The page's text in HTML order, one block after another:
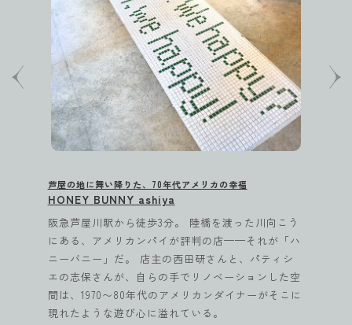
芦屋の地に舞い降りた、70年代アメリカの幸福
HONEY BUNNY ashiya
阪急芦屋川駅から徒歩3分。 陸橋を渡った川向こう
にある、アメリカンパイが評判の店——それが「ハ
ニーバニー」だ。 店主の西田研さんと、パティシ
エの志保さんが、自らの手でリノベーションした空
間は、1970〜80年代のアメリカンダイナーがそこに
現れたような遊び心に溢れている。